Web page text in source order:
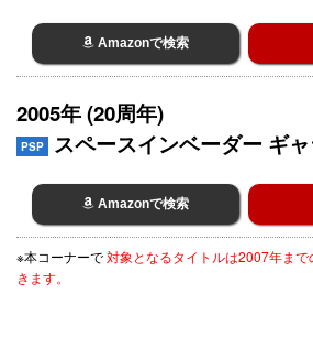
Amazonで検索
2005年 (20周年)
PSP スペースインベーダー ギ
Amazonで検索
※本コーナーで対象となるタイトルは2007年ま
きます。